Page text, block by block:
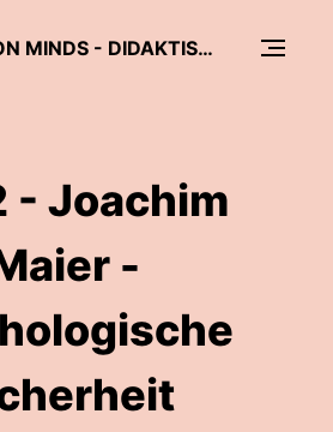
EDUCATION MINDS - DIDAKTISCHE REDUKTION UND ERWACHSENENBILDUNG
- Joachim
-